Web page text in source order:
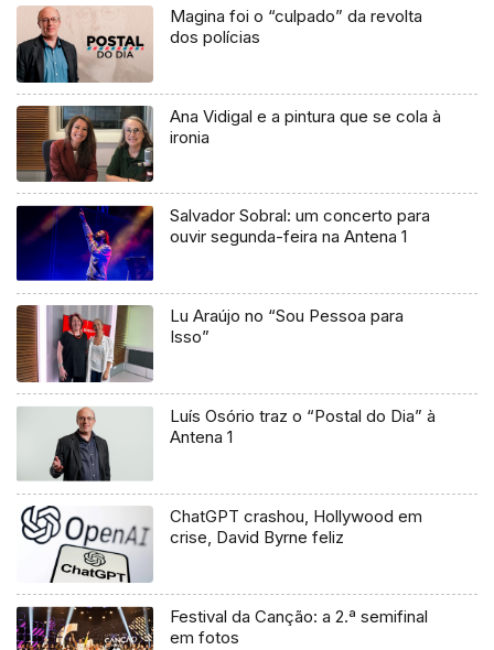
Magina foi o “culpado” da revolta
dos polícias
Ana Vidigal e a pintura que se cola à
ironia
Salvador Sobral: um concerto para
ouvir segunda-feira na Antena 1
Lu Araújo no “Sou Pessoa para
Isso”
Luís Osório traz o “Postal do Dia” à
Antena 1
ChatGPT crashou, Hollywood em
crise, David Byrne feliz
Festival da Canção: a 2.ª semifinal
em fotos